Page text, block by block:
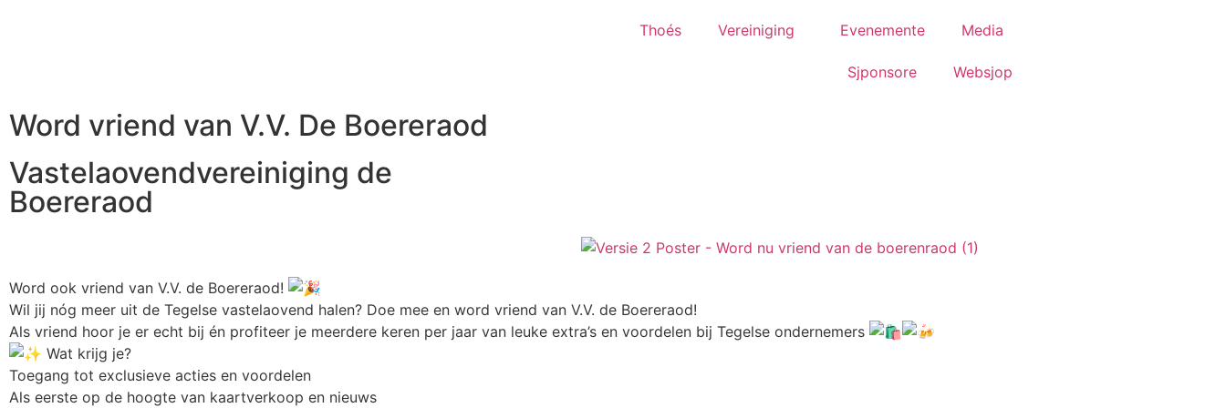
Thoés Vereiniging Evenemente Media
Sjponsore Websjop
Word vriend van V.V. De Boereraod
Vastelaovendvereiniging de
Boereraod
Word ook vriend van V.V. de Boereraod!
Wil jij nóg meer uit de Tegelse vastelaovend halen? Doe mee en word vriend van V.V. de Boereraod!
Als vriend hoor je er echt bij én profiteer je meerdere keren per jaar van leuke extra’s en voordelen bij Tegelse ondernemers
Wat krijg je?
Toegang tot exclusieve acties en voordelen
Als eerste op de hoogte van kaartverkoop en nieuws